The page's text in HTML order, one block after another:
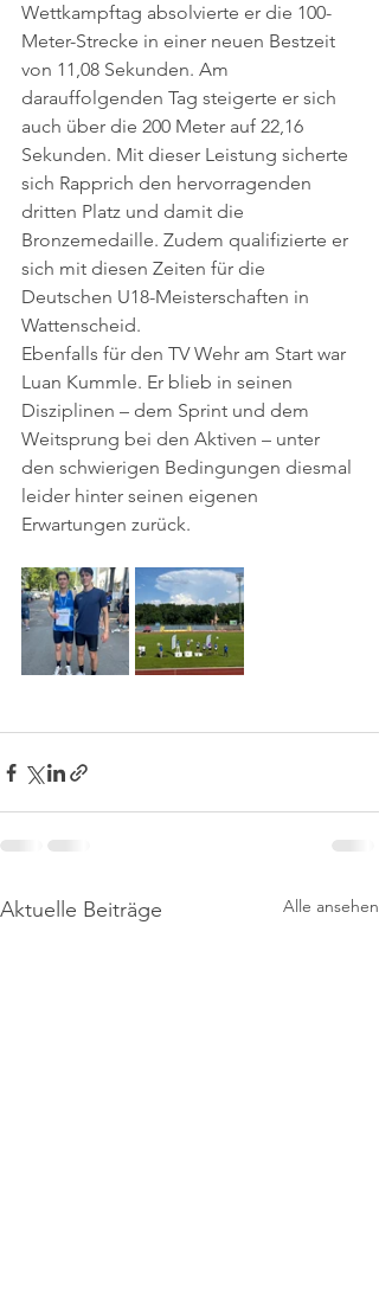
Wettkampftag absolvierte er die 100-
Meter-Strecke in einer neuen Bestzeit
von 11,08 Sekunden. Am
darauffolgenden Tag steigerte er sich
auch über die 200 Meter auf 22,16
Sekunden. Mit dieser Leistung sicherte
sich Rapprich den hervorragenden
dritten Platz und damit die
Bronzemedaille. Zudem qualifizierte er
sich mit diesen Zeiten für die
Deutschen U18-Meisterschaften in
Wattenscheid.
Ebenfalls für den TV Wehr am Start war
Luan Kummle. Er blieb in seinen
Disziplinen – dem Sprint und dem
Weitsprung bei den Aktiven – unter
den schwierigen Bedingungen diesmal
leider hinter seinen eigenen
Erwartungen zurück.
Aktuelle Beiträge Alle ansehen